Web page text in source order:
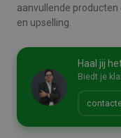
aanvullende
en upselling.
Haal jij
Biedt je